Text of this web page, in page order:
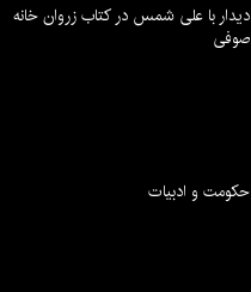
دیدار با علی شمس در کتاب زروان خانه
صوفی
حکومت و ادبیات